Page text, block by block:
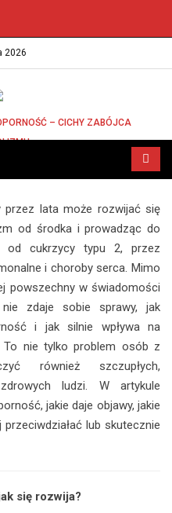
2026
– CICHY ZABÓJCA
– CICHY ZABÓJCA
lata może rozwijać się
od środka i prowadząc do
od cukrzycy typu 2, przez
i choroby serca. Mimo
powszechny w świadomości
zdaje sobie sprawy, jak
i jak silnie wpływa na
To nie tylko problem osób z
również szczupłych,
ludzi. W artykule
jakie daje objawy, jakie
lub skutecznie
się rozwija?